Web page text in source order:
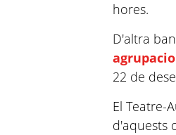
hores.
D'altra
22 de
El Teatre-
d'aquests